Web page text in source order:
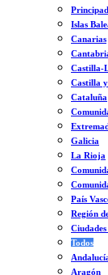
Islas
Canarias
Castilla-
Castilla
Cataluña
Galicia
La Rioja
País
Región
Todos
Aragón